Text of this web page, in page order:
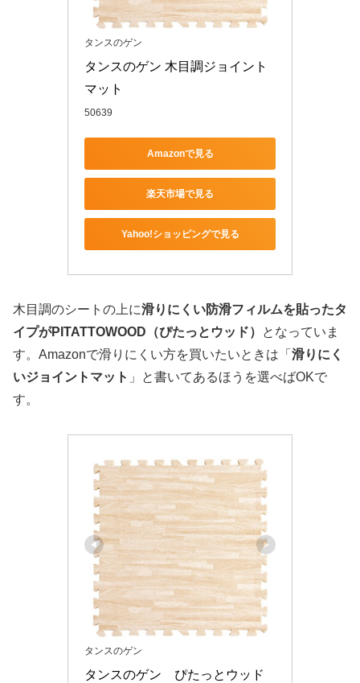
タンスのゲン
タンスのゲン 木目調ジョイント
マット
50639
Amazonで見る
楽天市場で見る
Yahoo!ショッピングで見る
木目調のシートの上に滑りにくい防滑フィルムを貼ったタ
イプがPITATTOWOOD（ぴたっとウッド）
となっていま
す。Amazonで滑りにくい方を買いたいときは「 滑りにく
いジョイントマット 」と書いてあるほうを選べばOKで
す。
タンスのゲン
タンスのゲン　ぴたっとウッド